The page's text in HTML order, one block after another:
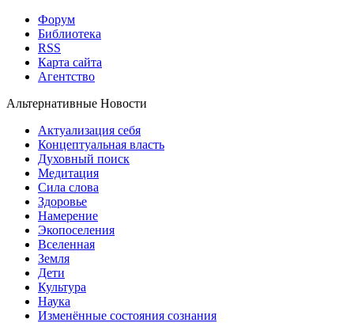
Форум
Библиотека
RSS
Карта сайта
Агентство
Альтернативные Новости
Актуализация себя
Концептуальная власть
Духовный поиск
Медитация
Сила слова
Здоровье
Намерение
Экопоселения
Вселенная
Земля
Дети
Культура
Наука
Изменённые состояния сознания